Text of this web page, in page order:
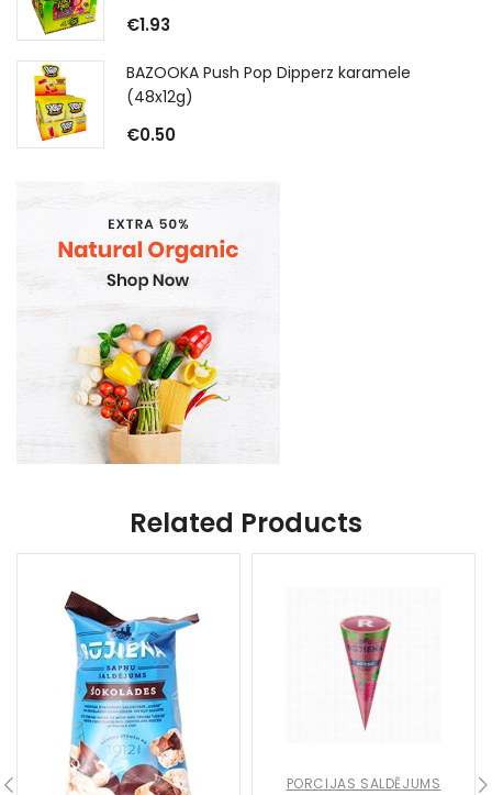
€1.93
BAZOOKA Push Pop Dipperz karamele
(48x12g)
€0.50
Related Products
PORCIJAS SALDĒJUMS